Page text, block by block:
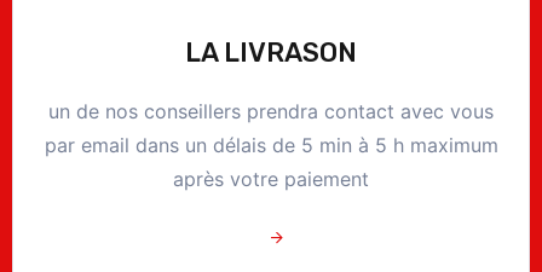
LA LIVRASON
un de nos conseillers prendra contact avec vous
par email dans un délais de 5 min à 5 h maximum
après votre paiement